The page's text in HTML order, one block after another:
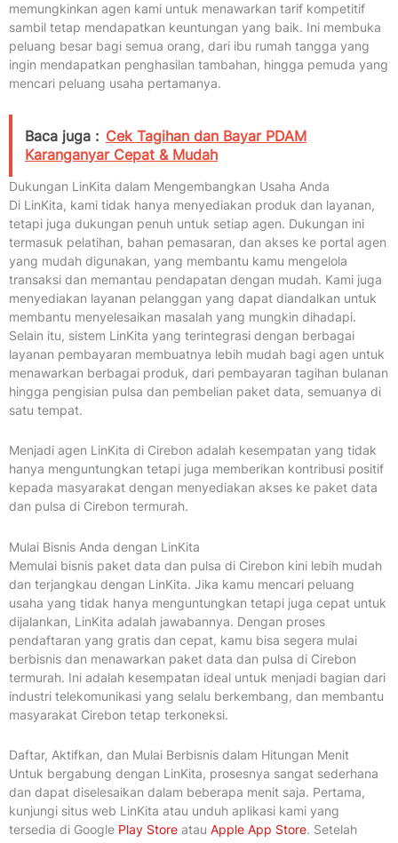
memungkinkan agen kami untuk menawarkan tarif kompetitif
sambil tetap mendapatkan keuntungan yang baik. Ini membuka
peluang besar bagi semua orang, dari ibu rumah tangga yang
ingin mendapatkan penghasilan tambahan, hingga pemuda yang
mencari peluang usaha pertamanya.
Baca juga : Cek Tagihan dan Bayar PDAM
Karanganyar Cepat & Mudah
Dukungan LinKita dalam Mengembangkan Usaha Anda
Di LinKita, kami tidak hanya menyediakan produk dan layanan,
tetapi juga dukungan penuh untuk setiap agen. Dukungan ini
termasuk pelatihan, bahan pemasaran, dan akses ke portal agen
yang mudah digunakan, yang membantu kamu mengelola
transaksi dan memantau pendapatan dengan mudah. Kami juga
menyediakan layanan pelanggan yang dapat diandalkan untuk
membantu menyelesaikan masalah yang mungkin dihadapi.
Selain itu, sistem LinKita yang terintegrasi dengan berbagai
layanan pembayaran membuatnya lebih mudah bagi agen untuk
menawarkan berbagai produk, dari pembayaran tagihan bulanan
hingga pengisian pulsa dan pembelian paket data, semuanya di
satu tempat.
Menjadi agen LinKita di Cirebon adalah kesempatan yang tidak
hanya menguntungkan tetapi juga memberikan kontribusi positif
kepada masyarakat dengan menyediakan akses ke paket data
dan pulsa di Cirebon termurah.
Mulai Bisnis Anda dengan LinKita
Memulai bisnis paket data dan pulsa di Cirebon kini lebih mudah
dan terjangkau dengan LinKita. Jika kamu mencari peluang
usaha yang tidak hanya menguntungkan tetapi juga cepat untuk
dijalankan, LinKita adalah jawabannya. Dengan proses
pendaftaran yang gratis dan cepat, kamu bisa segera mulai
berbisnis dan menawarkan paket data dan pulsa di Cirebon
termurah. Ini adalah kesempatan ideal untuk menjadi bagian dari
industri telekomunikasi yang selalu berkembang, dan membantu
masyarakat Cirebon tetap terkoneksi.
Daftar, Aktifkan, dan Mulai Berbisnis dalam Hitungan Menit
Untuk bergabung dengan LinKita, prosesnya sangat sederhana
dan dapat diselesaikan dalam beberapa menit saja. Pertama,
kunjungi situs web LinKita atau unduh aplikasi kami yang
tersedia di Google Play Store atau Apple App Store. Setelah